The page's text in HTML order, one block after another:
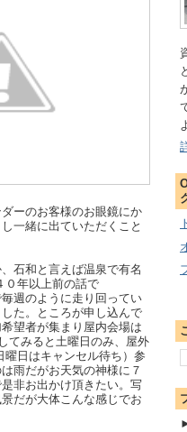
ーのお客様のお眼鏡にか
一緒に出ていただくこと
石和と言えば温泉で有名
０年以上前の話で
週のように走り回ってい
た。ところが申し込んで
望者が集まり屋内会場は
てみると土曜日のみ、屋外
日はキャンセル待ち）参
雨だがお天気の神様に７
非お出かけ頂きたい。写
だが大体こんな感じでお